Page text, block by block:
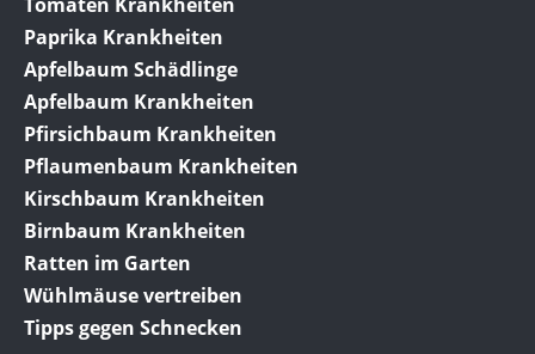
Paprika Krankheiten
Apfelbaum Schädlinge
Apfelbaum Krankheiten
Pfirsichbaum Krankheiten
Pflaumenbaum Krankheiten
Kirschbaum Krankheiten
Birnbaum Krankheiten
Ratten im Garten
Wühlmäuse vertreiben
Tipps gegen Schnecken